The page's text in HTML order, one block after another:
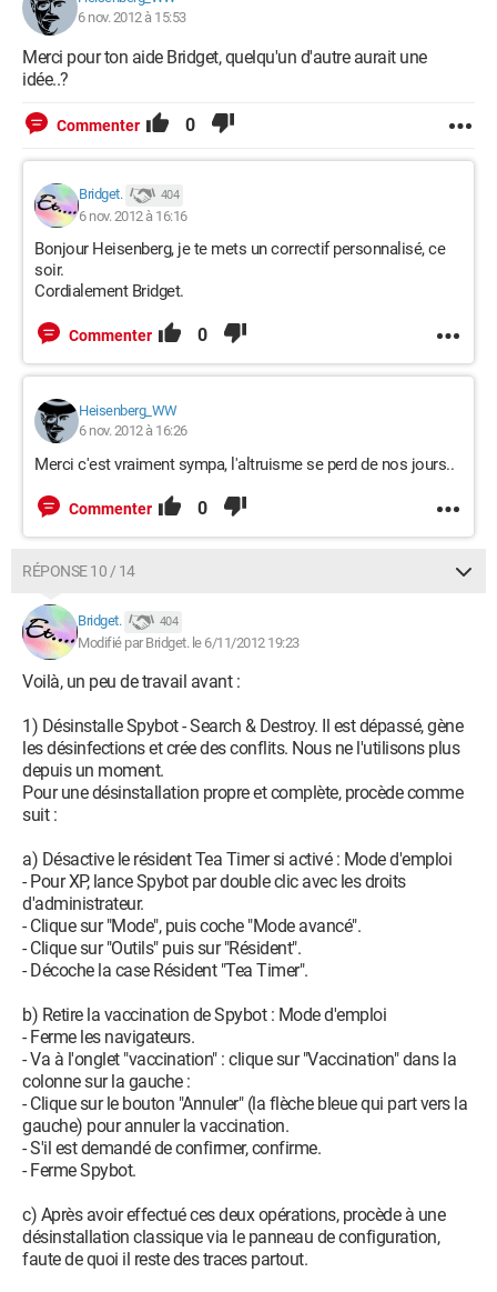
6 nov. 2012 à 15:53
Merci pour ton aide Bridget, quelqu'un d'autre aurait une
idée..?
Commenter 0
Bridget. 404
6 nov. 2012 à 16:16
Bonjour Heisenberg, je te mets un correctif personnalisé, ce
soir.
Cordialement Bridget.
Commenter 0
Heisenberg_WW
6 nov. 2012 à 16:26
Merci c'est vraiment sympa, l'altruisme se perd de nos jours..
Commenter 0
RÉPONSE 10 / 14
Bridget. 404
Modifié par Bridget. le 6/11/2012 19:23
Voilà, un peu de travail avant :
1) Désinstalle Spybot - Search & Destroy. Il est dépassé, gène
les désinfections et crée des conflits. Nous ne l'utilisons plus
depuis un moment.
Pour une désinstallation propre et complète, procède comme
suit :
a) Désactive le résident Tea Timer si activé : Mode d'emploi
- Pour XP, lance Spybot par double clic avec les droits
d'administrateur.
- Clique sur "Mode", puis coche "Mode avancé".
- Clique sur "Outils" puis sur "Résident".
- Décoche la case Résident "Tea Timer".
b) Retire la vaccination de Spybot : Mode d'emploi
- Ferme les navigateurs.
- Va à l'onglet "vaccination" : clique sur "Vaccination" dans la
colonne sur la gauche :
- Clique sur le bouton "Annuler" (la flèche bleue qui part vers la
gauche) pour annuler la vaccination.
- S'il est demandé de confirmer, confirme.
- Ferme Spybot.
c) Après avoir effectué ces deux opérations, procède à une
désinstallation classique via le panneau de configuration,
faute de quoi il reste des traces partout.